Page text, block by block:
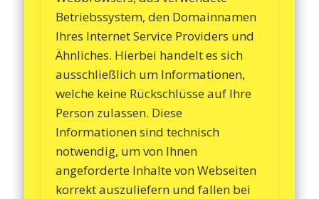
Betriebssystem, den Domainnamen
Ihres Internet Service Providers und
Ähnliches. Hierbei handelt es sich
ausschließlich um Informationen,
welche keine Rückschlüsse auf Ihre
Person zulassen. Diese
Informationen sind technisch
notwendig, um von Ihnen
angeforderte Inhalte von Webseiten
korrekt auszuliefern und fallen bei